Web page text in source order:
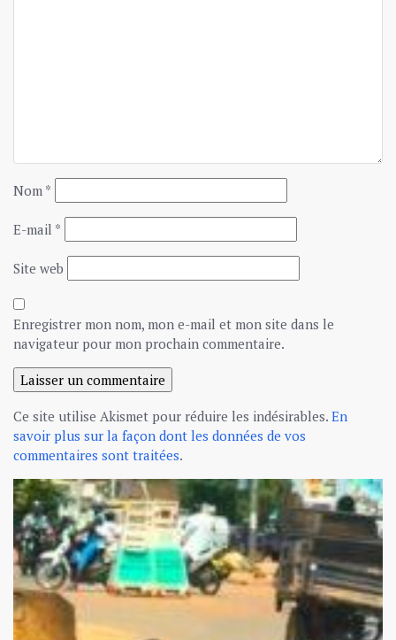
Nom *
E-mail *
Site web
Enregistrer mon nom, mon e-mail et mon site dans le
navigateur pour mon prochain commentaire.
Ce site utilise Akismet pour réduire les indésirables. En
savoir plus sur la façon dont les données de vos
commentaires sont traitées.